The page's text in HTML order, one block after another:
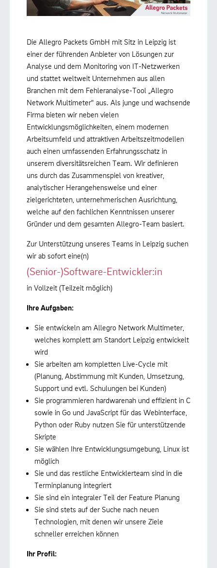
Die Allegro Packets GmbH mit Sitz in Leipzig ist
einer der führenden Anbieter von Lösungen zur
Analyse und dem Monitoring von IT-Netzwerken
und stattet weltweit Unternehmen aus allen
Branchen mit dem Fehleranalyse-Tool „Allegro
Network Multimeter" aus. Als junge und wachsende
Firma bieten wir neben vielen
Entwicklungsmöglichkeiten, einem modernen
Arbeitsumfeld und attraktiven Arbeitszeitmodellen
auch einen umfassenden Erfahrungsschatz in
unserem diversitätsreichen Team. Wir definieren
uns durch das Zusammenspiel von kreativer,
analytischer Herangehensweise und einer
zielgerichteten, unternehmerischen Ausrichtung,
welche auf den fachlichen Kenntnissen unserer
Gründer und dem gesamten Allegro-Team basiert.
Zur Unterstützung unseres Teams in Leipzig suchen
wir ab sofort eine(n)
(Senior-)Software-Entwickler:in
in Vollzeit (Teilzeit möglich)
Ihre Aufgaben:
Sie entwickeln am Allegro Network Multimeter,
welches komplett am Standort Leipzig entwickelt
wird
Sie arbeiten am kompletten Live-Cycle mit
(Planung, Abstimmung mit Kunden, Umsetzung,
Support und evtl. Schulungen bei Kunden)
Sie programmieren hardwarenah und effizient in C
sowie in Go und JavaScript für das Webinterface,
Python oder Ruby nutzen Sie für unterstützende
Skripte
Sie wählen Ihre Entwicklungsumgebung, Linux ist
möglich
Sie und das restliche Entwicklerteam sind in die
Terminplanung integriert
Sie sind ein integraler Teil der Feature Planung
Sie sind stets auf der Suche nach neuen
Technologien, mit denen wir unsere Ziele
schneller erreichen können
Ihr Profil: